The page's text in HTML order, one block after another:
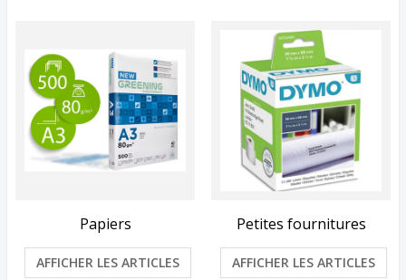
Papiers
AFFICHER LES ARTICLES
Petites fournitures
AFFICHER LES ARTICLES